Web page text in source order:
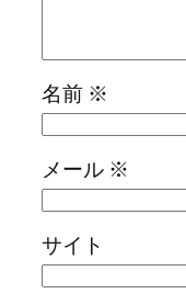
名前 ※
メール ※
サイト